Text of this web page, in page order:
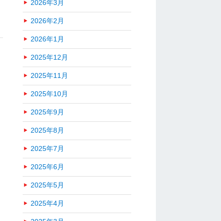
2026年3月
2026年2月
2026年1月
2025年12月
2025年11月
2025年10月
2025年9月
2025年8月
2025年7月
2025年6月
2025年5月
2025年4月